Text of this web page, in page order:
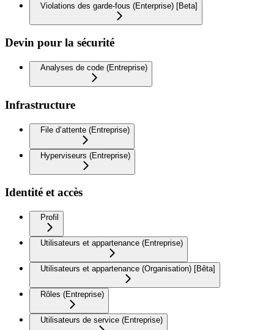
Violations des garde-fous (Enterprise) [Beta]
Devin pour la sécurité
Analyses de code (Entreprise)
Infrastructure
File d’attente (Entreprise)
Hyperviseurs (Entreprise)
Identité et accès
Profil
Utilisateurs et appartenance (Entreprise)
Utilisateurs et appartenance (Organisation) [Bêta]
Rôles (Entreprise)
Utilisateurs de service (Entreprise)